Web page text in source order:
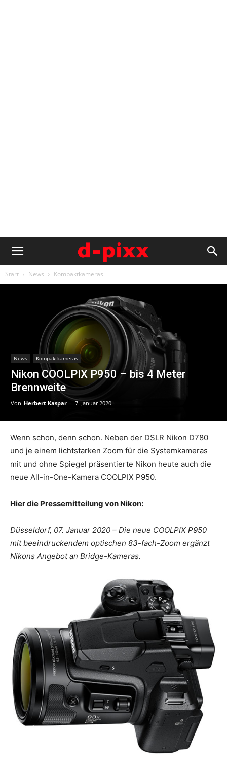
Start News Kompaktkameras
News Kompaktkameras
Nikon COOLPIX P950 – bis 4 Meter
Brennweite
Von Herbert Kaspar - 7. Januar 2020
Wenn schon, denn schon. Neben der DSLR Nikon D780
und je einem lichtstarken Zoom für die Systemkameras
mit und ohne Spiegel präsentierte Nikon heute auch die
neue All-in-One-Kamera COOLPIX P950.
Hier die Pressemitteilung von Nikon:
Düsseldorf, 07. Januar 2020 – Die neue COOLPIX P950
mit beeindruckendem optischen 83-fach-Zoom ergänzt
Nikons Angebot an Bridge-Kameras.